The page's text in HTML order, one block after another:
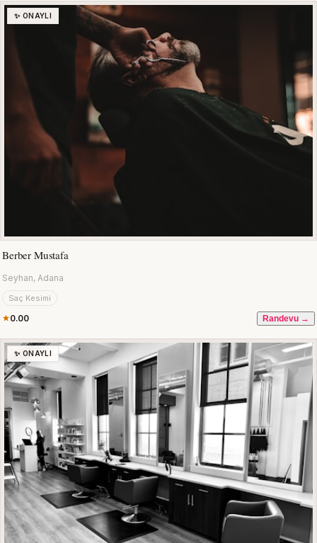
✨ ONAYLI
Berber Mustafa
Seyhan, Adana
Saç Kesimi
0.00 Randevu →
✨ ONAYLI